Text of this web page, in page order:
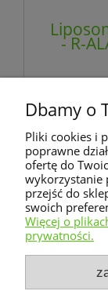
- R-
Dbamy o
Pliki cookies i
poprawne
ofertę do
wykorzystanie
przejść do
swoich
Więcej o
prywatności.